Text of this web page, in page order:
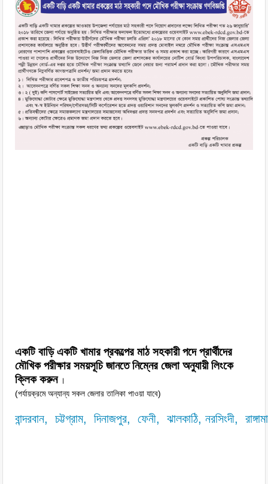
একটি বাড়ি একটি খামার প্রকল্পের মাঠ সহকারী পদে প্রার্থীদের
মৌখিক পরীক্ষার সময়সূচি জানতে নিম্নের জেলা অনুযায়ী লিংকে
ক্লিক করুন।
(পর্যায়ক্রমে অন্যান্য সকল জেলার তালিকা পাওয়া যাবে)
বান্দরবান, চট্টগ্রাম, দিনাজপুর, ফেনী, ঝালকাঠি, নরসিংদী,